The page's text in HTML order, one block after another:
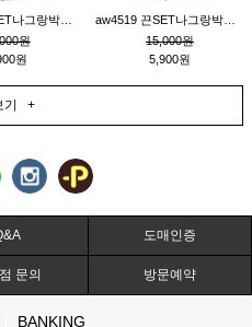
원
원
15,000원
5,900원
기 +
도매인증
문의 방문예약
BANKING